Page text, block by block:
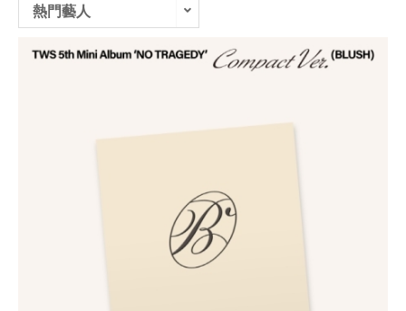
熱門藝人